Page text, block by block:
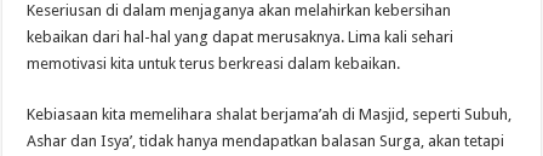
Keseriusan di dalam menjaganya akan melahirkan kebersihan
kebaikan dari hal-hal yang dapat merusaknya. Lima kali sehari
memotivasi kita untuk terus berkreasi dalam kebaikan.
Kebiasaan kita memelihara shalat berjama’ah di Masjid, seperti Subuh,
Ashar dan Isya’, tidak hanya mendapatkan balasan Surga, akan tetapi